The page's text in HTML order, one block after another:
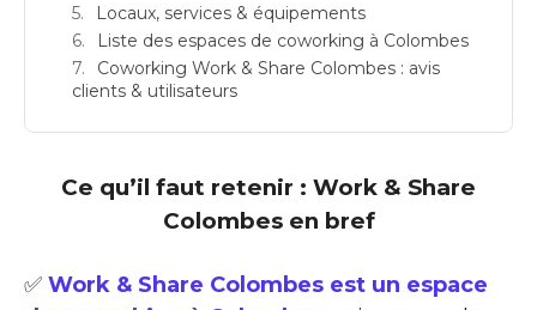
Locaux, services & équipements
Liste des espaces de coworking à Colombes
Coworking Work & Share Colombes : avis
clients & utilisateurs
Ce qu’il faut retenir : Work & Share
Colombes en bref
✅ Work & Share Colombes est un espace